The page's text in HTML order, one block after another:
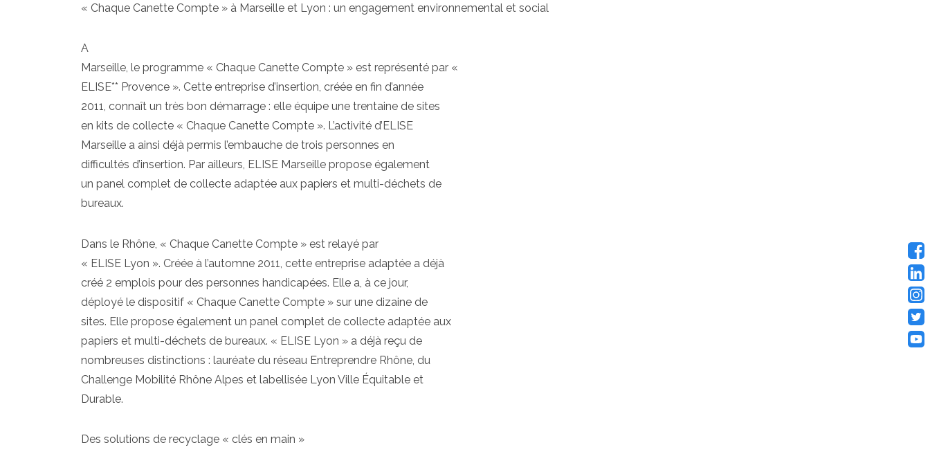
« Chaque Canette Compte » à Marseille et Lyon : un engagement environnemental et social
A
Marseille, le programme « Chaque Canette Compte » est représenté par «
ELISE** Provence ». Cette entreprise d’insertion, créée en fin d’année
2011, connaît un très bon démarrage : elle équipe une trentaine de sites
en kits de collecte « Chaque Canette Compte ». L’activité d’ELISE
Marseille a ainsi déjà permis l’embauche de trois personnes en
difficultés d’insertion. Par ailleurs, ELISE Marseille propose également
un panel complet de collecte adaptée aux papiers et multi-déchets de
bureaux.
Dans le Rhône, « Chaque Canette Compte » est relayé par
« ELISE Lyon ». Créée à l’automne 2011, cette entreprise adaptée a déjà
créé 2 emplois pour des personnes handicapées. Elle a, à ce jour,
déployé le dispositif « Chaque Canette Compte » sur une dizaine de
sites. Elle propose également un panel complet de collecte adaptée aux
papiers et multi-déchets de bureaux. « ELISE Lyon » a déjà reçu de
nombreuses distinctions : lauréate du réseau Entreprendre Rhône, du
Challenge Mobilité Rhône Alpes et labellisée Lyon Ville Équitable et
Durable.
Des solutions de recyclage « clés en main »